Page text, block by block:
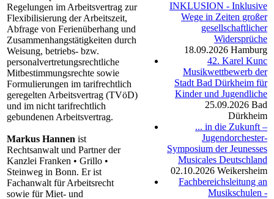
Regelungen im Arbeitsvertrag zur
Flexibilisierung der Arbeitszeit,
Abfrage von Ferienüberhang und
Zusammenhangstätigkeiten durch
Weisung, betriebs- bzw.
personalvertretungsrechtliche
Mitbestimmungsrechte sowie
Formulierungen im tarifrechtlich
geregelten Arbeitsvertrag (TVöD)
und im nicht tarifrechtlich
gebundenen Arbeitsvertrag.
Markus Hannen ist
Rechtsanwalt und Partner der
Kanzlei Franken • Grillo •
Steinweg in Bonn. Er ist
Fachanwalt für Arbeitsrecht
sowie für Miet- und
INKLUSION - Inklusive
Wege in Zeiten großer
gesellschaftlicher
Widersprüche
18.09.2026 Hamburg
42. Karel Kunc
Musikwettbewerb der
Stadt Bad Dürkheim für
Kinder und Jugendliche
25.09.2026 Bad
Dürkheim
... in die Zukunft –
Jugendorchester-
Symposium der Jeunesses
Musicales Deutschland
02.10.2026 Weikersheim
Fachbereichsleitung an
Musikschulen -